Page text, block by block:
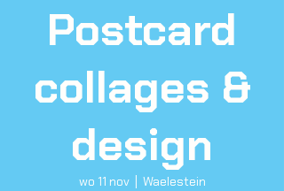
Postcard
collages &
design
wo 11 nov
  |
Waelestein